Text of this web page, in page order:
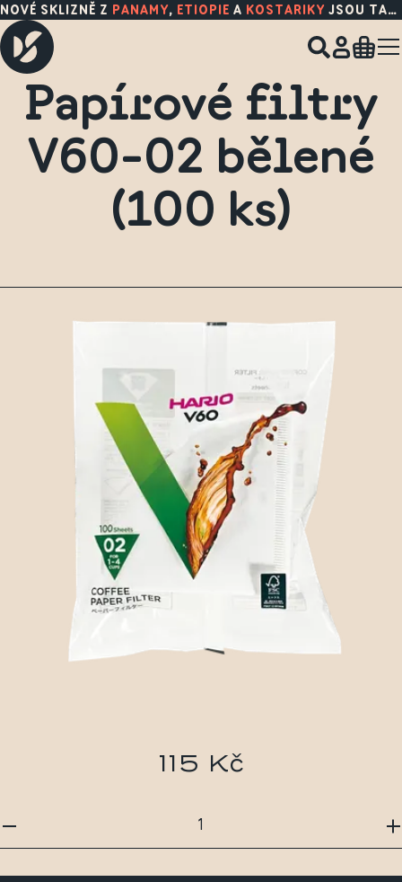
NOVÉ SKLIZNĚ Z PANAMY, ETIOPIE A KOSTARIKY JSOU TADY!
Papírové filtry
V60-02 bělené
(100 ks)
115 Kč